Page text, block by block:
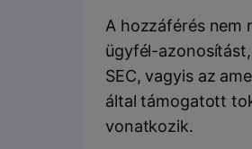
A hozzáférés nem
ügyfél-
SEC, vagyis az
által támogatott
vonatkozik.